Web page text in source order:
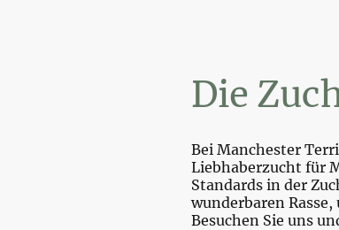
Die
Bei Manchester
Liebhaberzucht für
Standards in der
wunderbaren
Besuchen Sie uns